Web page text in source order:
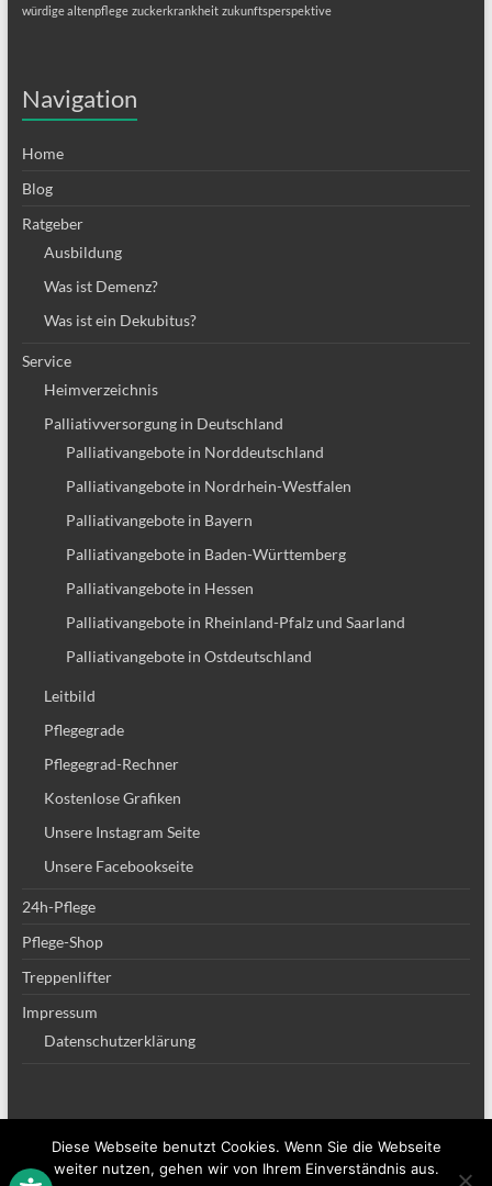
würdige altenpflege zuckerkrankheit zukunftsperspektive
Navigation
Home
Blog
Ratgeber
Ausbildung
Was ist Demenz?
Was ist ein Dekubitus?
Service
Heimverzeichnis
Palliativversorgung in Deutschland
Palliativangebote in Norddeutschland
Palliativangebote in Nordrhein-Westfalen
Palliativangebote in Bayern
Palliativangebote in Baden-Württemberg
Palliativangebote in Hessen
Palliativangebote in Rheinland-Pfalz und Saarland
Palliativangebote in Ostdeutschland
Leitbild
Pflegegrade
Pflegegrad-Rechner
Kostenlose Grafiken
Unsere Instagram Seite
Unsere Facebookseite
24h-Pflege
Pflege-Shop
Treppenlifter
Impressum
Datenschutzerklärung
Copyright © 2026Altenpflege Team. Alle Rechte vorbehalten. ThemeSpacious
von ThemeGrill. Powered by:WordPress.
Diese Webseite benutzt Cookies. Wenn Sie die Webseite
weiter nutzen, gehen wir von Ihrem Einverständnis aus.